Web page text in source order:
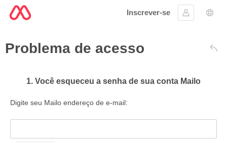
Inscrever-se
Assinar em
Problema de acesso
1. Você esqueceu a senha de sua conta Mailo
Digite seu Mailo endereço de e-mail: